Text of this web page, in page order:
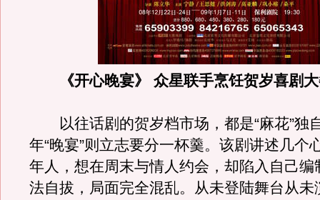
《开心晚宴》 众星联手烹饪贺岁喜剧
以往话剧的贺岁档市场，都是“麻花”独
年“晚宴”则立志要分一杯羹。该剧讲述几个
年人，想在周末与情人约会，却陷入自己编
法自拔，局面完全混乱。从未登陆舞台从未